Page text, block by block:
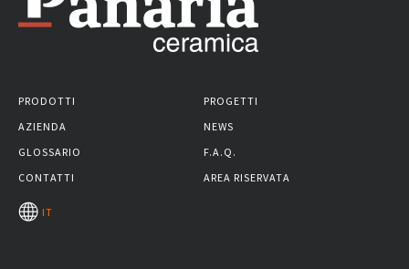
PRODOTTI
PROGETTI
AZIENDA
NEWS
GLOSSARIO
F.A.Q.
CONTATTI
AREA RISERVATA
IT